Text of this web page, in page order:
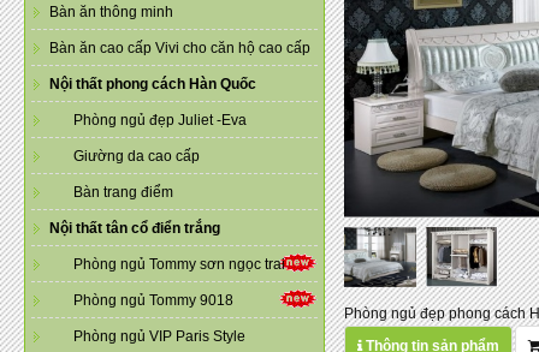
Bàn ăn thông minh
Bàn ăn cao cấp Vivi cho căn hộ cao cấp
Nội thất phong cách Hàn Quốc
Phòng ngủ đẹp Juliet -Eva
Giường da cao cấp
Bàn trang điểm
Nội thất tân cổ điển trắng
Phòng ngủ Tommy sơn ngọc trai
Phòng ngủ Tommy 9018
Phòng ngủ VIP Paris Style
Phòng ngủ đẹp phong cách
Thông tin sản phẩm